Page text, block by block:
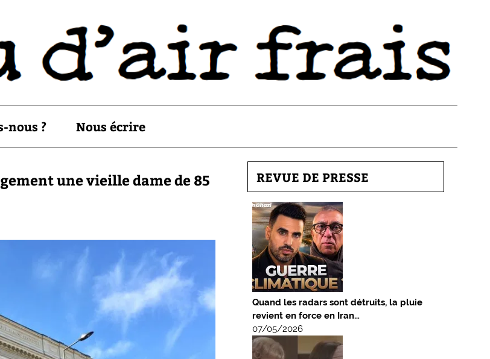
nous ? Nous écrire
une vieille dame de 85
REVUE DE PRESSE
Quand les radars sont détruits, la pluie
revient en force en Iran…
07/05/2026